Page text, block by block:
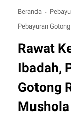
Beranda
Pebayuran
Rawat
Ibadah,
Gotong
Mushola